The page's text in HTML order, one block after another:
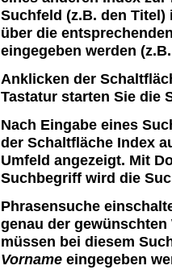
Suchfeld (z.B. den
über die
eingegeben werden
Anklicken der
Tastatur starten Sie die
Nach Eingabe eines
der Schaltfläche Index
Umfeld angezeigt. Mit
Suchbegriff wird die
Phrasensuche
genau der
müssen bei diesem
Vorname eingegeben